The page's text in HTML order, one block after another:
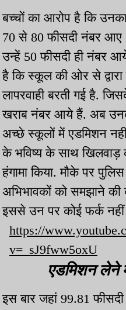
बच्चों का आरोप है कि उनका
70 से 80 फीसदी नंबर आए
उन्हें 50 फीसदी ही नंबर
है कि स्कूल की ओर से
लापरवाही बरती गई है.
खराब नंबर आये हैं. अब
अच्छे स्कूलों में एडमिशन
के भविष्य के साथ
हंगामा किया. मौके पर
अभिभावकों को समझाने की
इससे उन पर कोई फर्क नहीं
https://
v=_sJ9fww5oxU
एडमिशन लेने
इस बार जहां 99.81